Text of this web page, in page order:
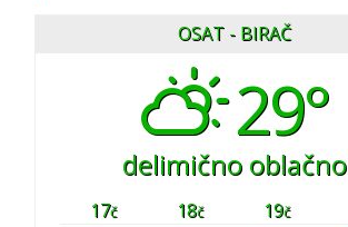
OSAT - BIRAČ
29°
delimično oblačno
17č 18č 19č